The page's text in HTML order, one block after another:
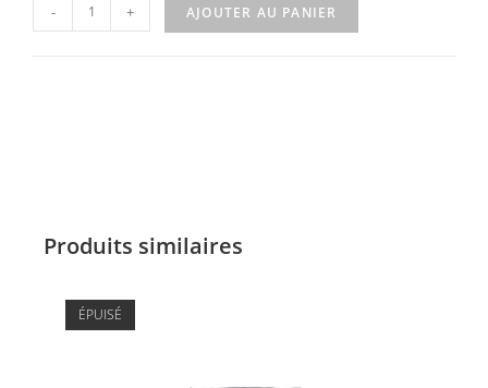
- + AJOUTER AU PANIER
Produits similaires
ÉPUISÉ